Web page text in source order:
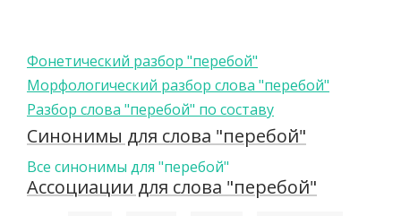
Фонетический разбор "перебой"
Морфологический разбор слова "перебой"
Разбор слова "перебой" по составу
Синонимы для слова "перебой"
Все синонимы для "перебой"
Ассоциации для слова "перебой"